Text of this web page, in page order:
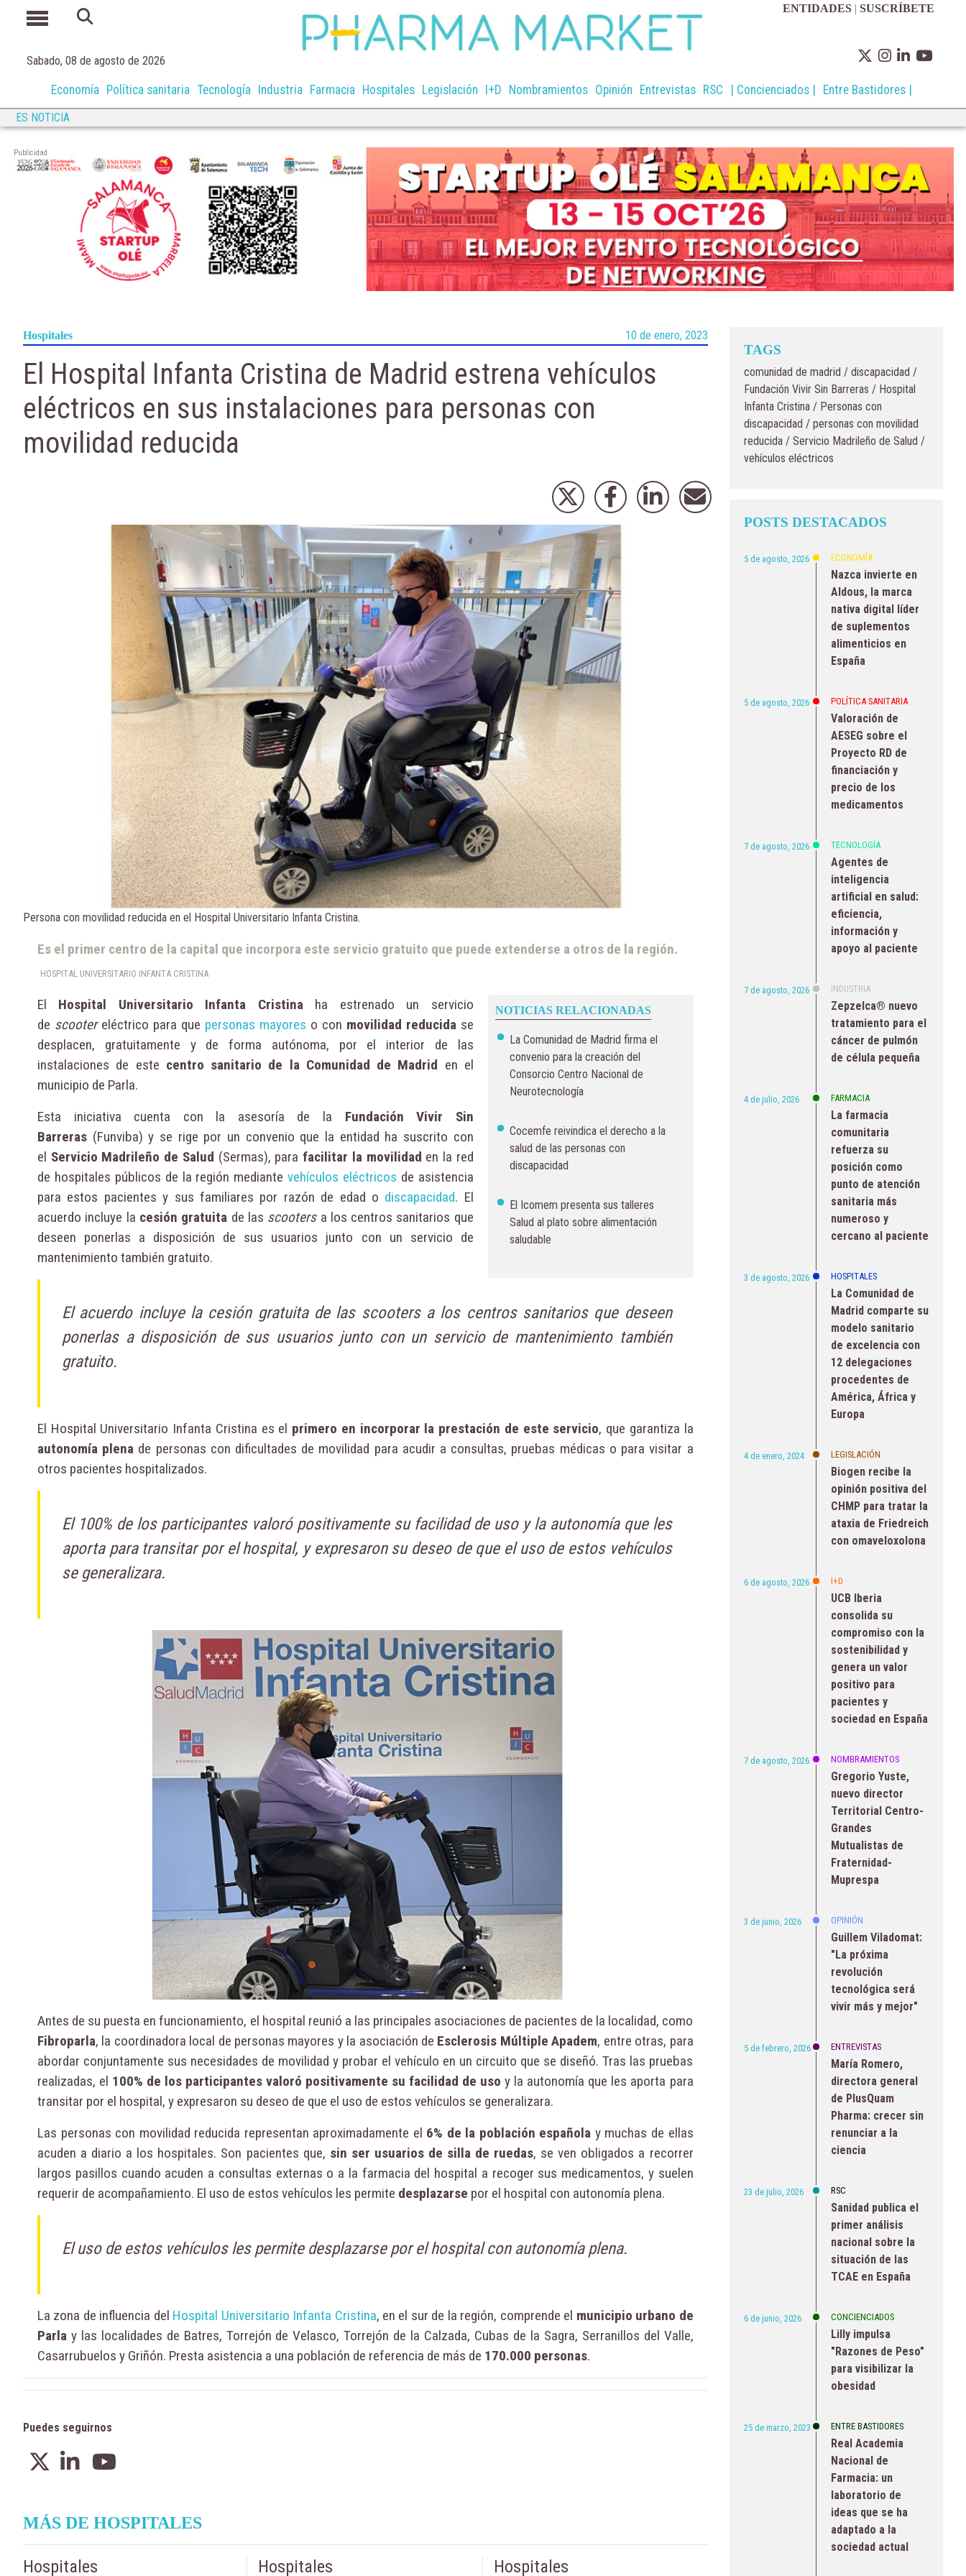
Sabado, 08 de agosto de 2026
ENTIDADES | SUSCRÍBETE
Economía Política sanitaria Tecnología Industria Farmacia Hospitales Legislación I+D Nombramientos Opinión Entrevistas RSC | Concienciados | Entre Bastidores |
ES NOTICIA
Publicidad
Hospitales 10 de enero, 2023
El Hospital Infanta Cristina de Madrid estrena vehículos
eléctricos en sus instalaciones para personas con
movilidad reducida
Persona con movilidad reducida en el Hospital Universitario Infanta Cristina.
Es el primer centro de la capital que incorpora este servicio gratuito que puede extenderse a otros de la región.
HOSPITAL UNIVERSITARIO INFANTA CRISTINA
NOTICIAS RELACIONADAS
La Comunidad de Madrid firma el
convenio para la creación del
Consorcio Centro Nacional de
Neurotecnología
Cocemfe reivindica el derecho a la
salud de las personas con
discapacidad
El Icomem presenta sus talleres
Salud al plato sobre alimentación
saludable
El Hospital Universitario Infanta Cristinaha estrenado un servicio
de scootereléctrico para que personas mayores o con movilidad reducidase
desplacen, gratuitamente y de forma autónoma, por el interior de las
instalaciones de este centro sanitario de la Comunidad de Madrid en el
municipio de Parla.
Esta iniciativa cuenta con la asesoría de la Fundación Vivir Sin
Barreras (Funviba) y se rige por un convenio que la entidad ha suscrito con
el Servicio Madrileño de Salud (Sermas), parafacilitar la movilidad en la red
de hospitales públicos de la región mediantevehículos eléctricos de asistencia
para estos pacientes y sus familiares por razón de edad o discapacidad. El
acuerdo incluye la cesión gratuita de las scootersa los centros sanitarios que
deseen ponerlas a disposición de sus usuarios junto con un servicio de
mantenimiento también gratuito.
El acuerdo incluye la cesión gratuita de las scootersa los centros sanitarios que deseen
ponerlas a disposición de sus usuarios junto con un servicio de mantenimiento también
gratuito.
El Hospital Universitario Infanta Cristina es el primero en incorporar la prestación de este servicio, que garantiza la
autonomía plena de personas con dificultades de movilidad para acudir a consultas, pruebas médicas o para visitar a
otros pacientes hospitalizados.
El 100% de los participantes valoró positivamente su facilidad de uso y la autonomía que les
aporta para transitar por el hospital, y expresaron su deseo de que el uso de estos vehículos
se generalizara.
Antes de su puesta en funcionamiento, el hospital reunió a las principales asociaciones de pacientes de la localidad, como
Fibroparla, la coordinadora local de personas mayores y la asociación de Esclerosis Múltiple Apadem, entre otras, para
abordar conjuntamente sus necesidades de movilidad y probar el vehículo en un circuito que se diseñó. Tras las pruebas
realizadas, el 100% de los participantes valoró positivamente su facilidad de uso y la autonomía que les aporta para
transitar por el hospital, y expresaron su deseo de que el uso de estos vehículos se generalizara.
Las personas con movilidad reducida representan aproximadamente el 6% de la población española y muchas de ellas
acuden a diario a los hospitales. Son pacientes que, sin ser usuarios de silla de ruedas, se ven obligados a recorrer
largos pasillos cuando acuden a consultas externas o a la farmacia del hospital a recoger sus medicamentos, y suelen
requerir de acompañamiento. El uso de estos vehículos les permite desplazarse por el hospital con autonomía plena.
El uso de estos vehículos les permite desplazarse por el hospital con autonomía plena.
La zona de influencia del Hospital Universitario Infanta Cristina, en el sur de la región, comprende el municipio urbano de
Parla y las localidades de Batres, Torrejón de Velasco, Torrejón de la Calzada, Cubas de la Sagra, Serranillos del Valle,
Casarrubuelos y Griñón. Presta asistencia a una población de referencia de más de 170.000 personas.
Puedes seguirnos
MÁS DE HOSPITALES
Hospitales Hospitales Hospitales
TAGS
comunidad de madrid /discapacidad /
Fundación Vivir Sin Barreras /Hospital
Infanta Cristina/Personas con
discapacidad /personas con movilidad
reducida/Servicio Madrileño de Salud /
vehículos eléctricos
POSTS DESTACADOS
5 de agosto, 2026 ECONOMÍA
Nazca invierte en
Aldous, la marca
nativa digital líder
de suplementos
alimenticios en
España
5 de agosto, 2026 POLÍTICA SANITARIA
Valoración de
AESEG sobre el
Proyecto RD de
financiación y
precio de los
medicamentos
7 de agosto, 2026 TECNOLOGÍA
Agentes de
inteligencia
artificial en salud:
eficiencia,
información y
apoyo al paciente
7 de agosto, 2026 INDUSTRIA
Zepzelca® nuevo
tratamiento para el
cáncer de pulmón
de célula pequeña
4 de julio, 2026 FARMACIA
La farmacia
comunitaria
refuerza su
posición como
punto de atención
sanitaria más
numeroso y
cercano al paciente
3 de agosto, 2026 HOSPITALES
La Comunidad de
Madrid comparte su
modelo sanitario
de excelencia con
12 delegaciones
procedentes de
América, África y
Europa
4 de enero, 2024 LEGISLACIÓN
Biogen recibe la
opinión positiva del
CHMP para tratar la
ataxia de Friedreich
con omaveloxolona
6 de agosto, 2026 I+D
UCB Iberia
consolida su
compromiso con la
sostenibilidad y
genera un valor
positivo para
pacientes y
sociedad en España
7 de agosto, 2026 NOMBRAMIENTOS
Gregorio Yuste,
nuevo director
Territorial Centro-
Grandes
Mutualistas de
Fraternidad-
Muprespa
3 de junio, 2026 OPINIÓN
Guillem Viladomat:
"La próxima
revolución
tecnológica será
vivir más y mejor"
5 de febrero, 2026 ENTREVISTAS
María Romero,
directora general
de PlusQuam
Pharma: crecer sin
renunciar a la
ciencia
23 de julio, 2026 RSC
Sanidad publica el
primer análisis
nacional sobre la
situación de las
TCAE en España
6 de junio, 2026 CONCIENCIADOS
Lilly impulsa
"Razones de Peso"
para visibilizar la
obesidad
25 de marzo, 2023 ENTRE BASTIDORES
Real Academia
Nacional de
Farmacia: un
laboratorio de
ideas que se ha
adaptado a la
sociedad actual